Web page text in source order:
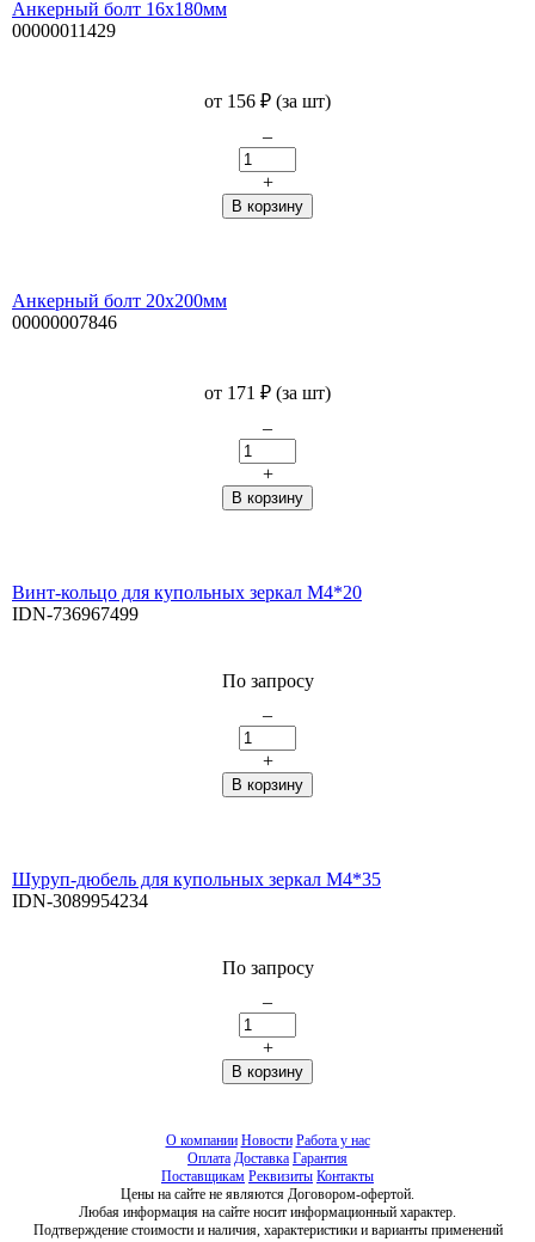
Анкерный болт 16х180мм
00000011429
от 156 ₽ (за шт)
–
+
Анкерный болт 20х200мм
00000007846
от 171 ₽ (за шт)
–
+
Винт-кольцо для купольных зеркал М4*20
IDN-736967499
По запросу
–
+
Шуруп-дюбель для купольных зеркал М4*35
IDN-3089954234
По запросу
–
+
О компании Новости Работа у нас
Оплата Доставка Гарантия
Поставщикам Реквизиты Контакты
Цены на сайте не являются Договором-офертой.
Любая информация на сайте носит информационный характер.
Подтверждение стоимости и наличия, характеристики и варианты применений